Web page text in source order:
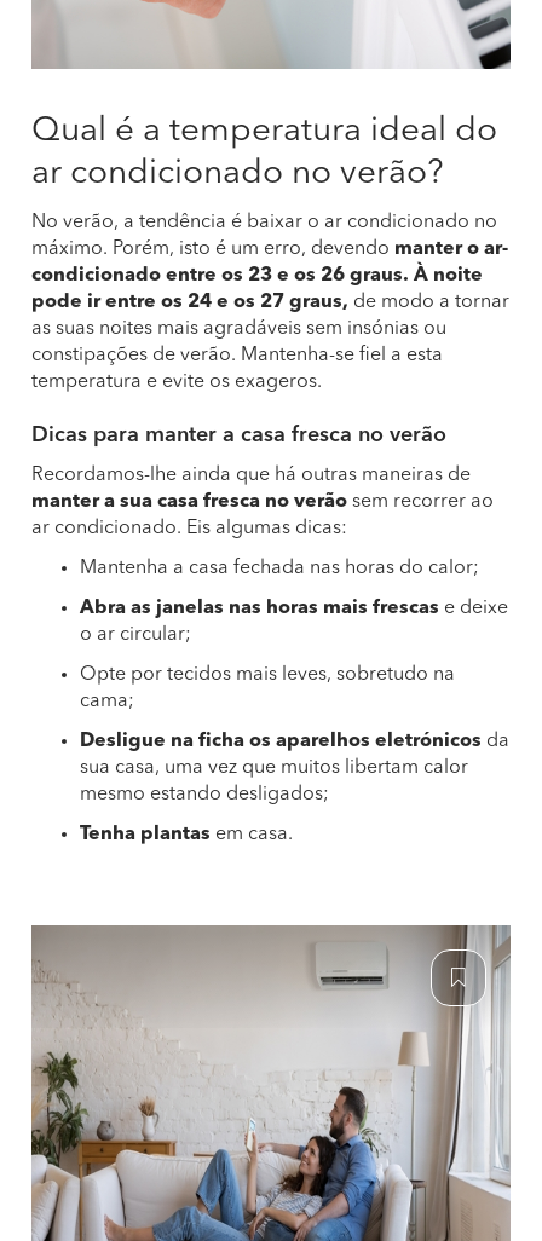
Qual é a temperatura ideal do
ar condicionado no verão?
No verão, a tendência é baixar o ar condicionado no
máximo. Porém, isto é um erro, devendo manter o ar-
condicionado entre os 23 e os 26 graus. À noite
pode ir entre os 24 e os 27 graus, de modo a tornar
as suas noites mais agradáveis sem insónias ou
constipações de verão. Mantenha-se fiel a esta
temperatura e evite os exageros.
Dicas para manter a casa fresca no verão
Recordamos-lhe ainda que há outras maneiras de
manter a sua casa fresca no verão sem recorrer ao
ar condicionado. Eis algumas dicas:
Mantenha a casa fechada nas horas do calor;
Abra as janelas nas horas mais frescas e deixe
o ar circular;
Opte por tecidos mais leves, sobretudo na
cama;
Desligue na ficha os aparelhos eletrónicos da
sua casa, uma vez que muitos libertam calor
mesmo estando desligados;
Tenha plantas em casa.